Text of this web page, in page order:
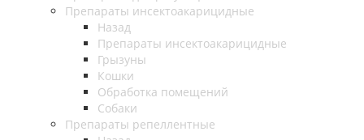
Препараты инсектоакарицидные
Назад
Препараты инсектоакарицидные
Грызуны
Кошки
Обработка помещений
Собаки
Препараты репеллентные